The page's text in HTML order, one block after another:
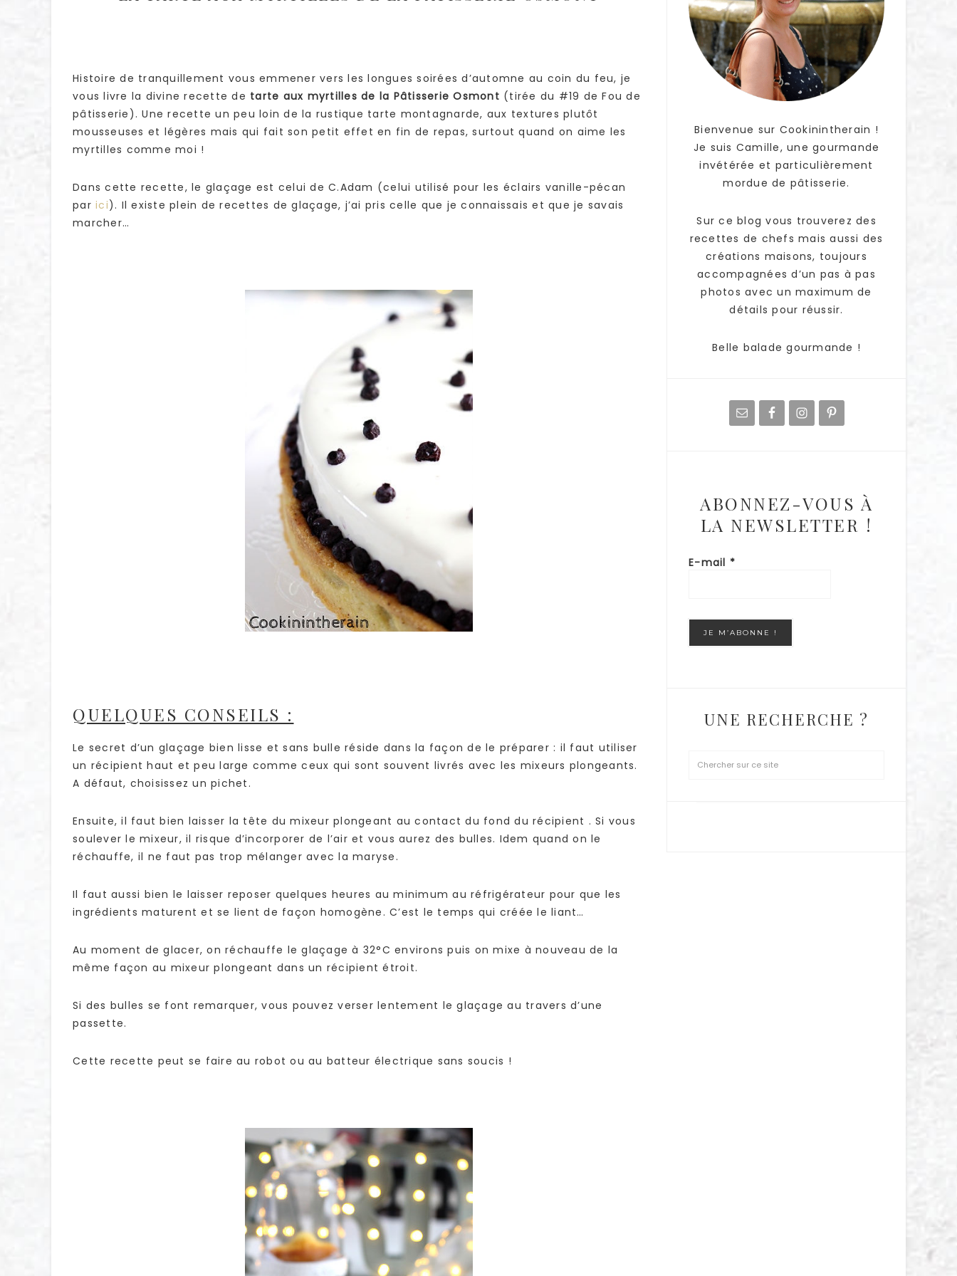
Histoire de tranquillement vous emmener vers les longues soirées d’automne au coin du feu, je
vous livre la divine recette de tarte aux myrtilles de la Pâtisserie Osmont (tirée du #19 de Fou de
pâtisserie). Une recette un peu loin de la rustique tarte montagnarde, aux textures plutôt
mousseuses et légères mais qui fait son petit effet en fin de repas, surtout quand on aime les
myrtilles comme moi !
Dans cette recette, le glaçage est celui de C.Adam (celui utilisé pour les éclairs vanille-pécan
par ici). Il existe plein de recettes de glaçage, j’ai pris celle que je connaissais et que je savais
marcher…
QUELQUES CONSEILS :
Le secret d’un glaçage bien lisse et sans bulle réside dans la façon de le préparer : il faut utiliser
un récipient haut et peu large comme ceux qui sont souvent livrés avec les mixeurs plongeants.
A défaut, choisissez un pichet.
Ensuite, il faut bien laisser la tête du mixeur plongeant au contact du fond du récipient . Si vous
soulever le mixeur, il risque d’incorporer de l’air et vous aurez des bulles. Idem quand on le
réchauffe, il ne faut pas trop mélanger avec la maryse.
Il faut aussi bien le laisser reposer quelques heures au minimum au réfrigérateur pour que les
ingrédients maturent et se lient de façon homogène. C’est le temps qui créée le liant…
Au moment de glacer, on réchauffe le glaçage à 32°C environs puis on mixe à nouveau de la
même façon au mixeur plongeant dans un récipient étroit.
Si des bulles se font remarquer, vous pouvez verser lentement le glaçage au travers d’une
passette.
Cette recette peut se faire au robot ou au batteur électrique sans soucis !
Bienvenue sur Cookinintherain !
Je suis Camille, une gourmande
invétérée et particulièrement
mordue de pâtisserie.
Sur ce blog vous trouverez des
recettes de chefs mais aussi des
créations maisons, toujours
accompagnées d’un pas à pas
photos avec un maximum de
détails pour réussir.
Belle balade gourmande !
ABONNEZ-VOUS À
LA NEWSLETTER !
E-mail *
UNE RECHERCHE ?